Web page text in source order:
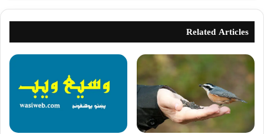
Related Articles